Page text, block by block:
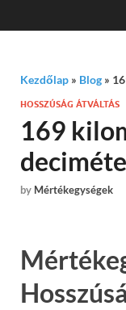
Kezdőlap » Blog »
HOSSZÚSÁG ÁTVÁLTÁS
169
by Mértékegységek